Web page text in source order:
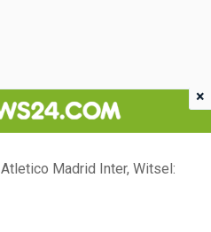
Atletico Madrid Inter, Witsel:
×